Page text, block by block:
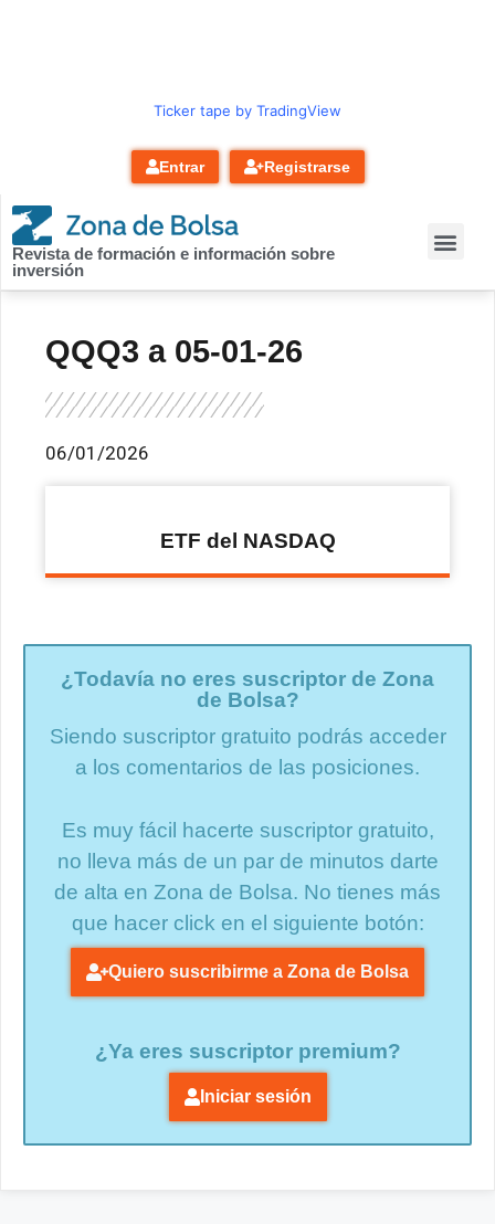
Ticker tape by TradingView
Entrar Registrarse
Revista de formación e información sobre
inversión
QQQ3 a 05-01-26
06/01/2026
ETF del NASDAQ
¿Todavía no eres suscriptor de Zona
de Bolsa?
Siendo suscriptor gratuito podrás acceder
a los comentarios de las posiciones.
Es muy fácil hacerte suscriptor gratuito,
no lleva más de un par de minutos darte
de alta en Zona de Bolsa. No tienes más
que hacer click en el siguiente botón:
Quiero suscribirme a Zona de Bolsa
¿Ya eres suscriptor premium?
Iniciar sesión